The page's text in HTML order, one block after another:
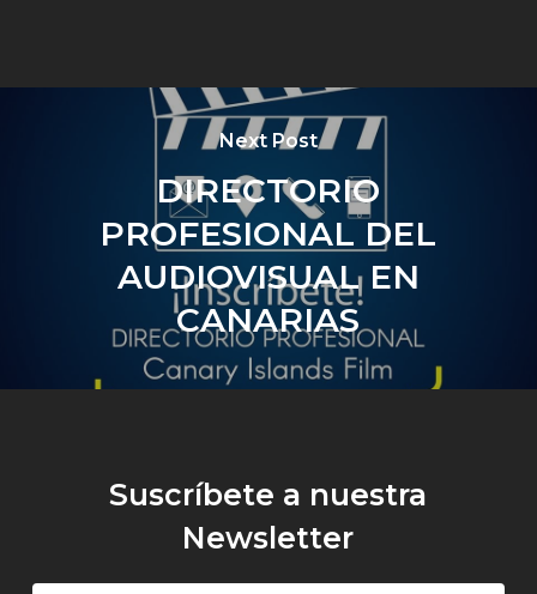
Next Post
DIRECTORIO
PROFESIONAL DEL
AUDIOVISUAL EN
CANARIAS
Suscríbete a nuestra
Newsletter